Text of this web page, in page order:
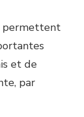
permettent
et de
par